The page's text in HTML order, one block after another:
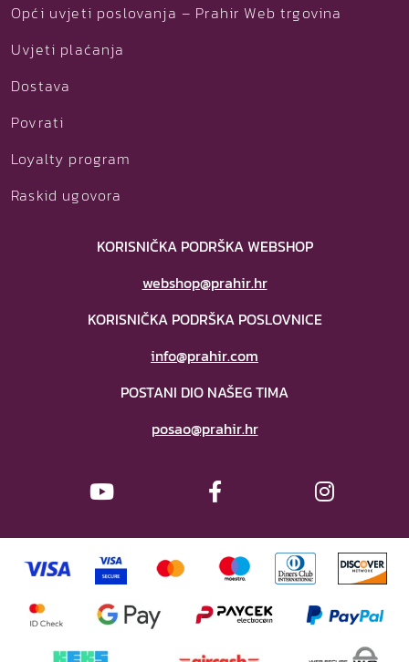
Opći uvjeti poslovanja – Prahir Web trgovina
Uvjeti plaćanja
Dostava
Povrati
Loyalty program
Raskid ugovora
KORISNIČKA PODRŠKA WEBSHOP
webshop@prahir.hr
KORISNIČKA PODRŠKA POSLOVNICE
info@prahir.com
POSTANI DIO NAŠEG TIMA
posao@prahir.hr